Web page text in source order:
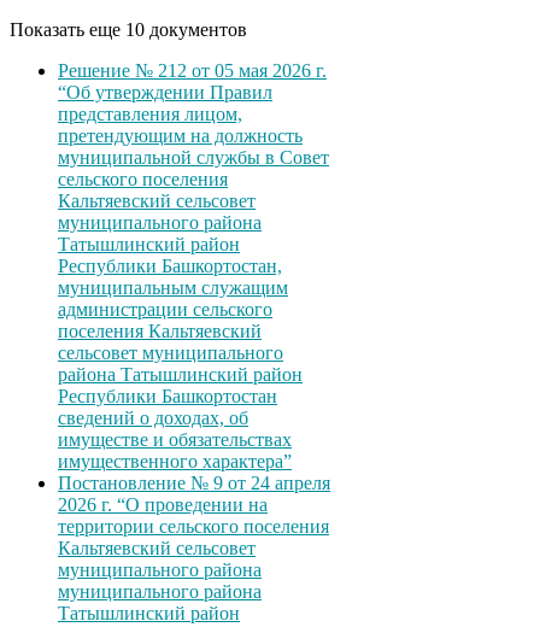
Показать еще 10 документов
Решение № 212 от 05 мая 2026 г.
“Об утверждении Правил
представления лицом,
претендующим на должность
муниципальной службы в Совет
сельского поселения
Кальтяевский сельсовет
муниципального района
Татышлинский район
Республики Башкортостан,
муниципальным служащим
администрации сельского
поселения Кальтяевский
сельсовет муниципального
района Татышлинский район
Республики Башкортостан
сведений о доходах, об
имуществе и обязательствах
имущественного характера”
Постановление № 9 от 24 апреля
2026 г. “О проведении на
территории сельского поселения
Кальтяевский сельсовет
муниципального района
муниципального района
Татышлинский район